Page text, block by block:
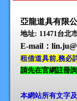
亞龍道具有限
地址: 11471台北
E-mail ：
租借道具前,務必
請先在官網註冊
本網站所有文字